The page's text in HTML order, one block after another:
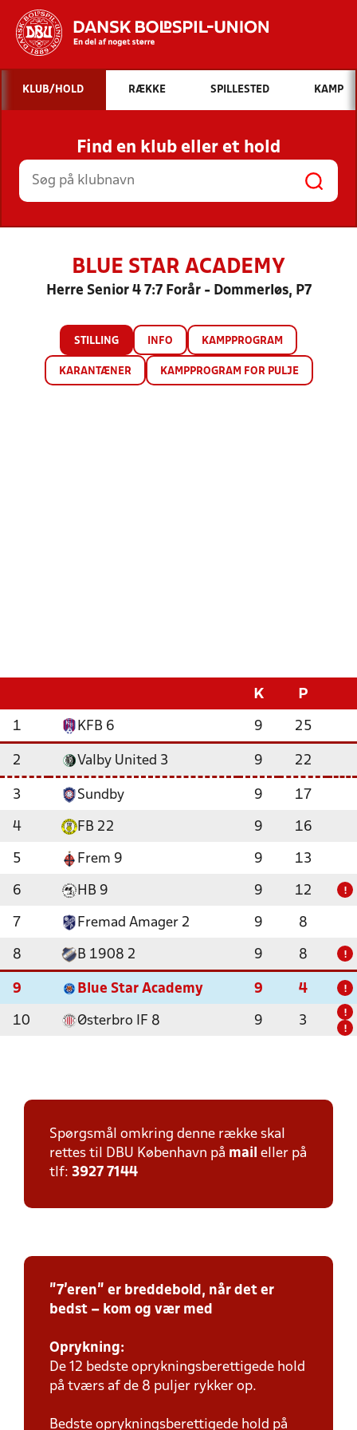
Hvad vil du søge efter?
INDHOLD OG NYHEDER
STILLINGER, RESULTATER, KLUBBER OG
HOLD
KLUB/HOLD RÆKKE SPILLESTED KAMP
Find en klub eller et hold
BLUE STAR ACADEMY
Herre Senior 4 7:7 Forår - Dommerløs, P7
STILLING INFO KAMPPROGRAM
KARANTÆNER KAMPPROGRAM FOR PULJE
K P
1 KFB 6 9 25
2 Valby United 3 9 22
3 Sundby 9 17
4 FB 22 9 16
5 Frem 9 9 13
6 HB 9 9 12 !
7 Fremad Amager 2 9 8
8 B 1908 2 9 8 !
9 Blue Star Academy 9 4 !
10 Østerbro IF 8 9 3
!
!
Spørgsmål omkring denne række skal
rettes til DBU København på mail eller på
tlf: 3927 7144
"7'eren" er breddebold, når det er
bedst – kom og vær med
Oprykning:
De 12 bedste oprykningsberettigede hold
på tværs af de 8 puljer rykker op.
Bedste oprykningsberettigede hold på